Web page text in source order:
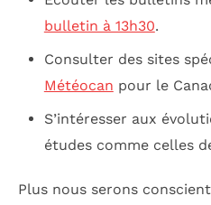
bulletin à 13h30.
Consulter des sites
Météocan pour le
S’intéresser aux
études comme celles
Plus nous serons